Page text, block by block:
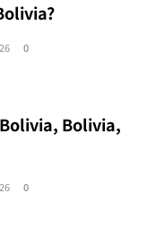
0
Bolivia,
0